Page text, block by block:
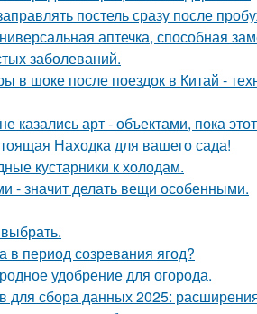
постель сразу после
аптечка, способная
заболеваний.
шоке после поездок в Китай -
казались арт - объектами, пока
Находка для вашего сада!
кустарники к холодам.
- значит делать вещи особенными.
в период созревания ягод?
удобрение для огорода.
для сбора данных 2025: